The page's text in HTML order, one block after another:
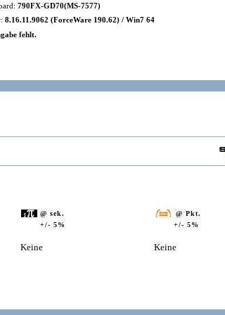
790FX-GD70(MS-7577)
8.16.11.9062 (ForceWare 190.62) / Win7 64
fehlt.
@ sek.
+/- 5%
Keine
@ Pkt.
+/- 5%
Keine